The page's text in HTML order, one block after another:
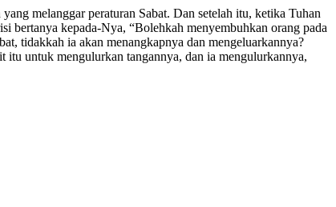
melanggar peraturan Sabat. Dan setelah itu, ketika Tuhan
bertanya kepada-Nya, “Bolehkah menyembuhkan orang pada
tidakkah ia akan menangkapnya dan mengeluarkannya?
itu untuk mengulurkan tangannya, dan ia mengulurkannya,